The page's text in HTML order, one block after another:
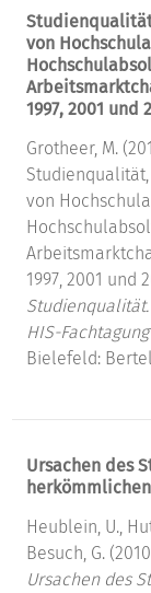
von
1997, 2001 und
Grotheer, M.
von
1997, 2001 und
HIS-
Bielefeld:
Ursachen des
Heublein, U.,
Besuch, G.
Ursachen des